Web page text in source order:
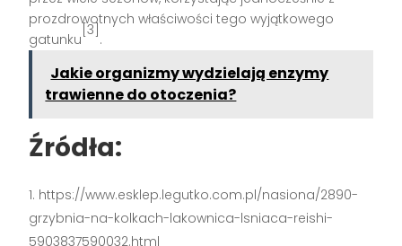
prozdrowotnych właściwości tego wyjątkowego
gatunku
[3]
.
Jakie organizmy wydzielają enzymy
trawienne do otoczenia?
Źródła:
https://www.esklep.legutko.com.pl/nasiona/2890-
grzybnia-na-kolkach-lakownica-lsniaca-reishi-
5903837590032.html